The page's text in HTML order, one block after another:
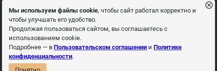
этих важных страницах истории должны быть свободными для
распространения, на них не могут накладываться никакие
ограничения. Это наша история, и мы обязаны ее знать,
сохранять и рассказывать детям.
Пользовательское соглашение
Политика
конфиденциальности
Мы используем файлы cookie, чтобы сайт работал корректно и
чтобы улучшать его удобство.
Продолжая пользоваться сайтом, вы соглашаетесь с
использованием cookie.
Подробнее — вПользовательском соглашении иПолитике
конфиденциальности.